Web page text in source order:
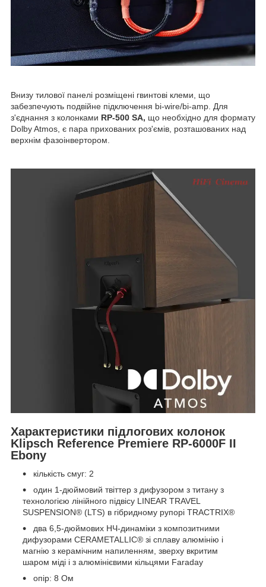
Внизу тилової панелі розміщені гвинтові клеми, що
забезпечують подвійне підключення bi-wire/bi-amp. Для
з'єднання з колонками RP-500 SA, що необхідно для формату
Dolby Atmos, є пара прихованих роз'ємів, розташованих над
верхнім фазоінвертором.
Характеристики підлогових колонок
Klipsch Reference Premiere RP-6000F II
Ebony
кількість смуг: 2
один 1-дюймовий твіттер з дифузором з титану з
технологією лінійного підвісу LINEAR TRAVEL
SUSPENSION® (LTS) в гібридному рупорі TRACTRIX®
два 6,5-дюймових НЧ-динаміки з композитними
дифузорами CERAMETALLIC® зі сплаву алюмінію і
магнію з керамічним напиленням, зверху вкритим
шаром міді і з алюмінієвими кільцями Faraday
опір: 8 Ом